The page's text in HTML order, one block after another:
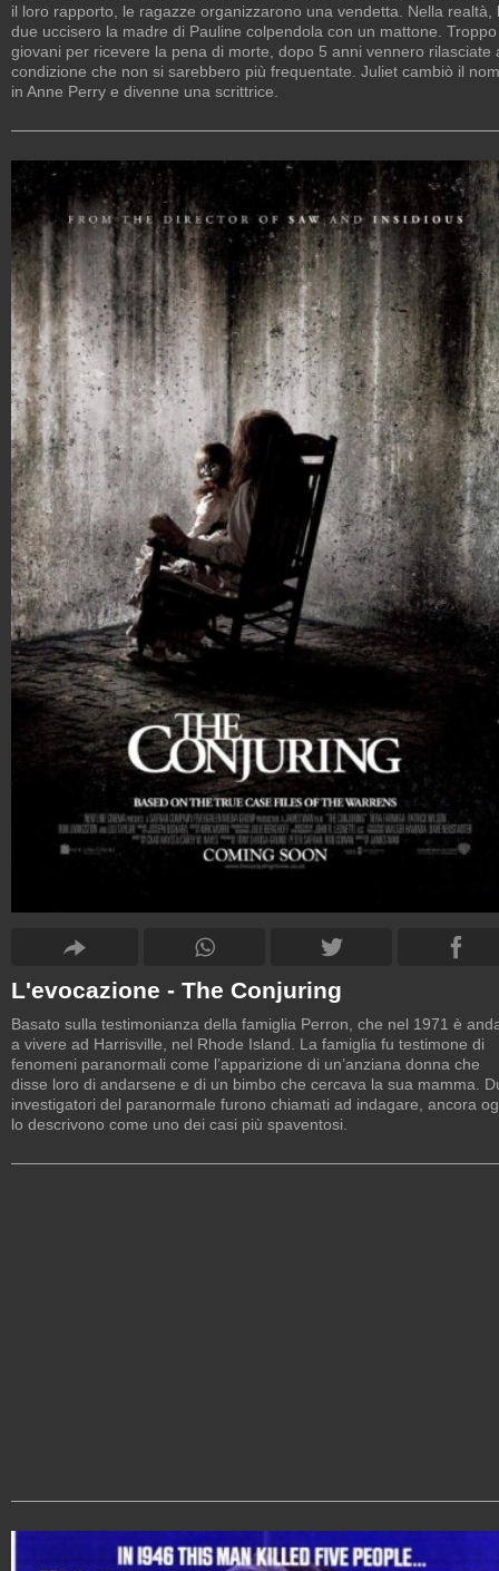
il loro rapporto, le ragazze organizzarono una vendetta. Nella realtà,
due uccisero la madre di Pauline colpendola con un mattone. Troppo
giovani per ricevere la pena di morte, dopo 5 anni vennero rilasciate
condizione che non si sarebbero più frequentate. Juliet cambiò il
in Anne Perry e divenne una scrittrice.
L'evocazione - The Conjuring
Basato sulla testimonianza della famiglia Perron, che nel 1971 è
a vivere ad Harrisville, nel Rhode Island. La famiglia fu testimone di
fenomeni paranormali come l’apparizione di un’anziana donna che
disse loro di andarsene e di un bimbo che cercava la sua mamma.
investigatori del paranormale furono chiamati ad indagare, ancora
lo descrivono come uno dei casi più spaventosi.